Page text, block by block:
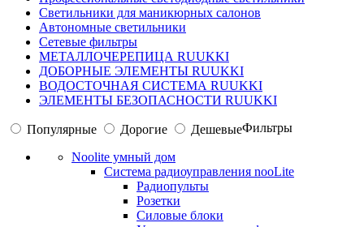
Светильники для маникюрных салонов
Автономные светильники
Сетевые фильтры
МЕТАЛЛОЧЕРЕПИЦА RUUKKI
ДОБОРНЫЕ ЭЛЕМЕНТЫ RUUKKI
ВОДОСТОЧНАЯ СИСТЕМА RUUKKI
ЭЛЕМЕНТЫ БЕЗОПАСНОСТИ RUUKKI
Популярные Дорогие ДешевыеФильтры
Noolite умный дом
Система радиоуправления nooLite
Радиопульты
Розетки
Силовые блоки